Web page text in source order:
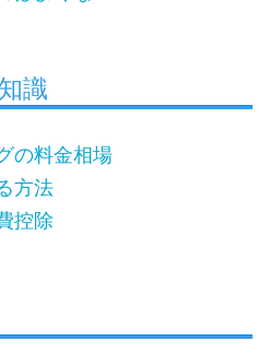
識
の料金相場
方法
控除